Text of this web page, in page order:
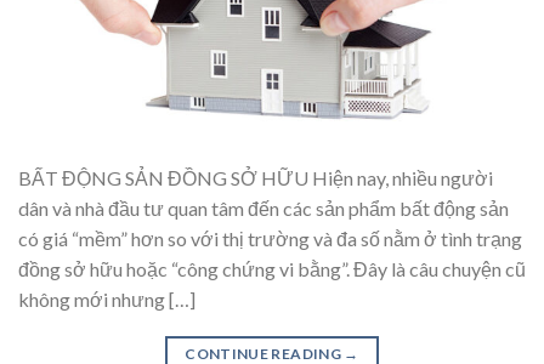
BẤT ĐỘNG SẢN ĐỒNG SỞ HỮU Hiện nay, nhiều người
dân và nhà đầu tư quan tâm đến các sản phẩm bất động sản
có giá “mềm” hơn so với thị trường và đa số nằm ở tình trạng
đồng sở hữu hoặc “công chứng vi bằng”. Đây là câu chuyện cũ
không mới nhưng […]
CONTINUE READING →